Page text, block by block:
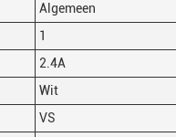
Algemeen
1
2.4A
Wit
VS